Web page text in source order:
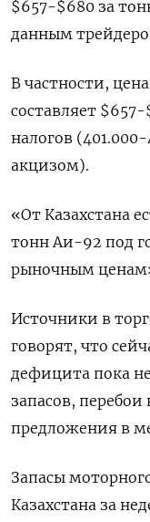
$657-$680 за
данным
В частности,
составляет
налогов
акцизом).
«От Казахстана
тонн Аи-92 под
рыночным
Источники в
говорят, что
дефицита пока
запасов,
предложения в
Запасы
Казахстана за